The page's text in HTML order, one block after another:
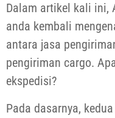
Dalam artikel kali ini,
anda kembali
antara jasa
pengiriman cargo.
ekspedisi?
Pada dasarnya,